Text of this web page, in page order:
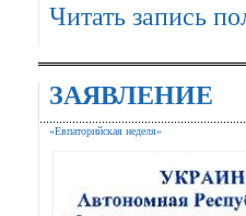
Читать запись
ЗАЯВЛЕНИЕ
«Евпаторийская неделя»